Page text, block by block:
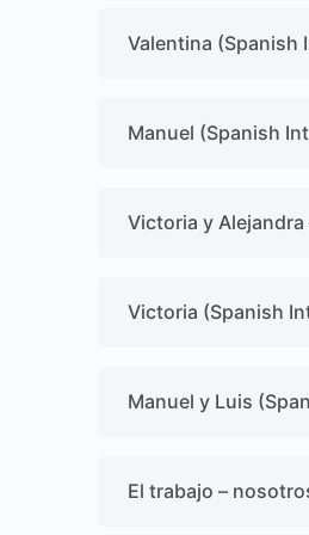
Valentina (Spanish
Manuel (Spanish
Victoria y
Victoria (Spanish
Manuel y Luis
El trabajo –